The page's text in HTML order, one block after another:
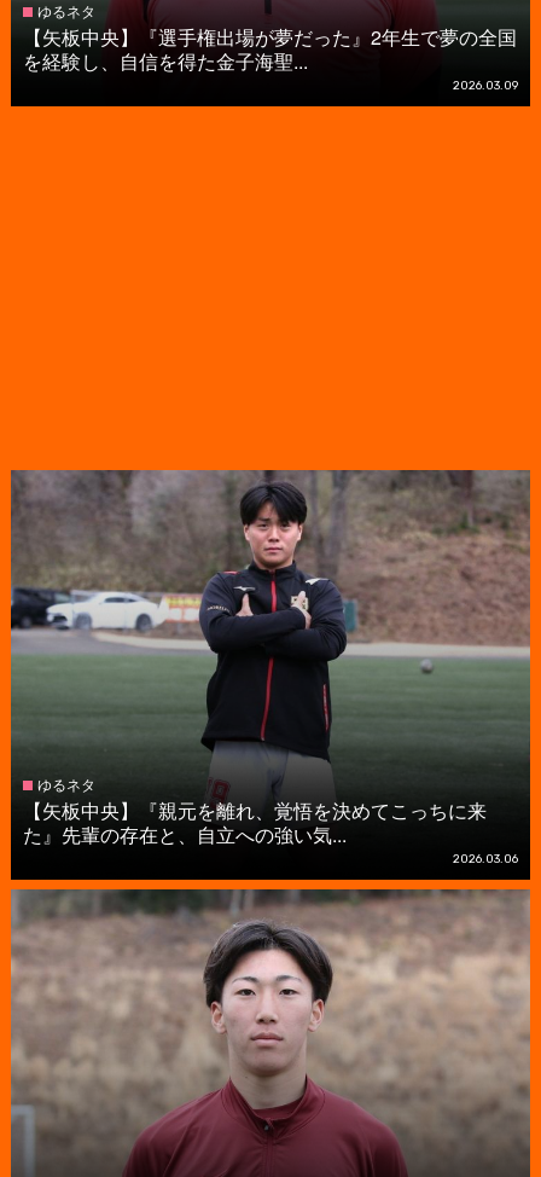
ゆるネタ
【矢板中央】『選手権出場が夢だった』2年生で夢の全国
を経験し、自信を得た金子海聖...
2026.03.09
ゆるネタ
【矢板中央】『親元を離れ、覚悟を決めてこっちに来
た』先輩の存在と、自立への強い気...
2026.03.06